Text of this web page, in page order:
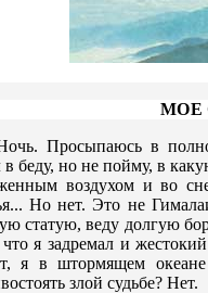
МОЕ
Просыпаюсь в
в беду, но не пойму, в
воздухом и во
Но нет. Это не
статую, веду долгую
я задремал и
я в штормящем
злой судьбе? Нет.